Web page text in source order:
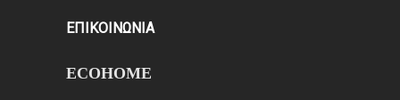
ΕΠΙΚΟΙΝΩΝΙΑ
ECOHOME